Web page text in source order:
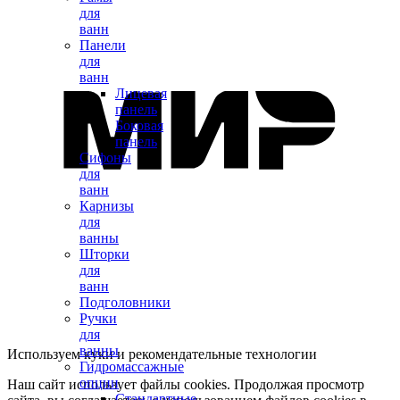
для
ванн
Панели
для
ванн
Лицевая
панель
Боковая
панель
Сифоны
для
ванн
Карнизы
для
ванны
Шторки
для
ванн
Подголовники
Ручки
для
ванны
Гидромассажные
опции
Используем куки и рекомендательные технологии
Наш сайт использует файлы cookies. Продолжая просмотр